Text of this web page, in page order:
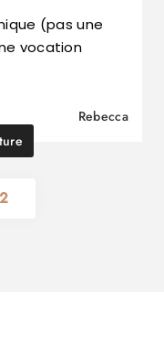
(pas une
vocation
Rebecca
2